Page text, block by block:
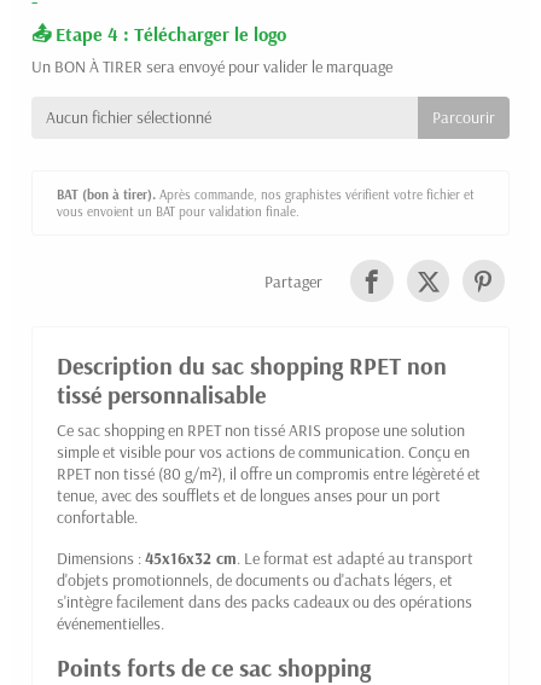
Etape 4 : Télécharger le logo
Un BON À TIRER sera envoyé pour valider le marquage
Aucun fichier sélectionné
BAT (bon à tirer). Après commande, nos graphistes vérifient votre fichier et
vous envoient un BAT pour validation finale.
Partager
Description du sac shopping RPET non
tissé personnalisable
Ce sac shopping en RPET non tissé ARIS propose une solution
simple et visible pour vos actions de communication. Conçu en
RPET non tissé (80 g/m²), il offre un compromis entre légèreté et
tenue, avec des soufflets et de longues anses pour un port
confortable.
Dimensions :45x16x32 cm. Le format est adapté au transport
d'objets promotionnels, de documents ou d'achats légers, et
s'intègre facilement dans des packs cadeaux ou des opérations
événementielles.
Points forts de ce sac shopping